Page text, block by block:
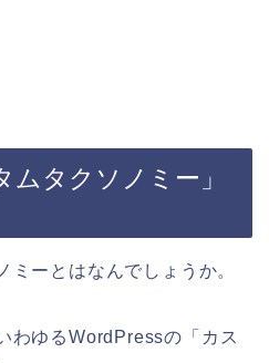
タクソノミー」
ミーとはなんでしょうか。
わゆるWordPressの「カス